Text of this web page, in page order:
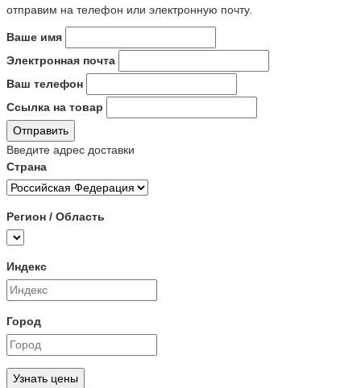
отправим на телефон или электронную почту.
Ваше имя
Электронная почта
Ваш телефон
Ссылка на товар
Отправить
Введите адрес доставки
Страна
Регион / Область
Индекс
Город
Узнать цены